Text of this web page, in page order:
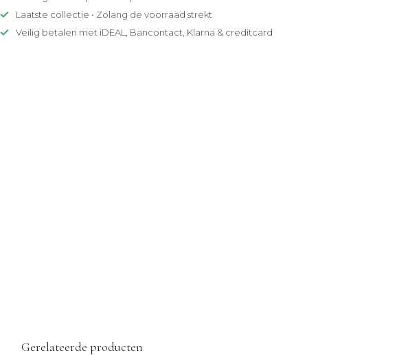
Laatste collectie • Zolang de voorraad strekt
Veilig betalen met iDEAL, Bancontact, Klarna & creditcard
Gerelateerde producten